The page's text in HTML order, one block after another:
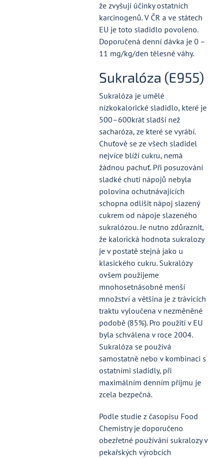
že zvyšují účinky ostatních
karcinogenů. V ČR a ve státech
EU je toto sladidlo povoleno.
Doporučená denní dávka je 0 –
11 mg/kg/den tělesné váhy.
Sukralóza (E955)
Sukralóza je umělé
nízkokalorické sladidlo, které je
500–600krát sladší než
sacharóza, ze které se vyrábí.
Chuťově se ze všech sladidel
nejvíce blíží cukru, nemá
žádnou pachuť. Při posuzování
sladké chuti nápojů nebyla
polovina ochutnávajících
schopna odlišit nápoj slazený
cukrem od nápoje slazeného
sukralózou. Je nutno zdůraznit,
že kalorická hodnota sukralozy
je v postatě stejná jako u
klasického cukru. Sukralózy
ovšem použijeme
mnohosetnásobně menší
množství a většina je z trávicích
traktu vyloučena v nezměněné
podobě (85%). Pro použití v EU
byla schválena v roce 2004.
Sukralóza se používá
samostatně nebo v kombinaci s
ostatními sladidly, při
maximálním denním příjmu je
zcela bezpečná.
Podle studie z časopisu Food
Chemistry je doporučeno
obezřetné používání sukralozy v
pekařských výrobcích